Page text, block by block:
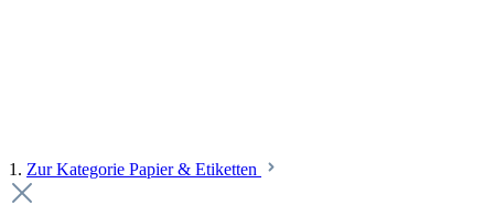
1. Zur Kategorie Papier & Etiketten